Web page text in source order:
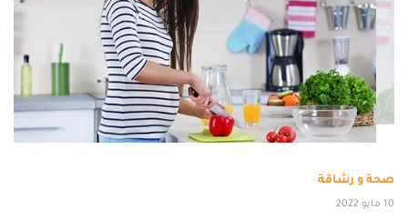
صحة و رشاقة
10 مايو 2022